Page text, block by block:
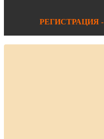
РЕГИСТРАЦИЯ -